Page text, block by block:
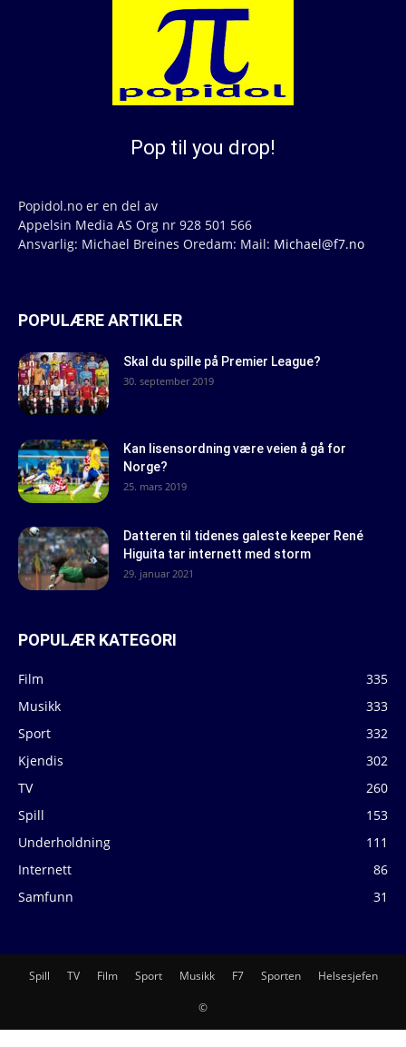
Pop til you drop!
Popidol.no er en del av
Appelsin Media AS Org nr 928 501 566
Ansvarlig: Michael Breines Oredam: Mail: Michael@f7.no
POPULÆRE ARTIKLER
Skal du spille på Premier League?
30. september 2019
Kan lisensordning være veien å gå for
Norge?
25. mars 2019
Datteren til tidenes galeste keeper René
Higuita tar internett med storm
29. januar 2021
POPULÆR KATEGORI
Film
335
Musikk
333
Sport
332
Kjendis
302
TV
260
Spill
153
Underholdning
111
Internett
86
Samfunn
31
Spill TV Film Sport Musikk F7 Sporten Helsesjefen
©